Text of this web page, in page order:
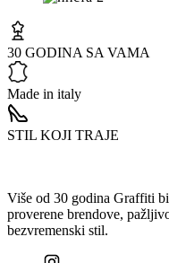
30 GODINA SA VAMA
Made in italy
STIL KOJI TRAJE
Više od 30 godina Graffiti
proverene brendove,
bezvremenski stil.